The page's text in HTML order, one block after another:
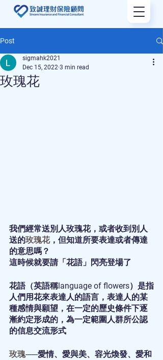
Post
玫瑰花
sigmahk2021
Dec 15, 2022 3 min read
我們經常送別人玫瑰花，或者收到別人
送的玫瑰花，但知道所要表達或者傳達
的意思嗎？
這時候就要請「花語」閃亮登場了
花語（英語稱language of flowers）是指
人們用花來表達人的語言，表達人的某
種感情與願望，在一定的歷史條件下逐
漸約定形成的，為一定範圍人群所公認
的信息交流形式
玫瑰------愛情、愛與美、容光煥發、愛和